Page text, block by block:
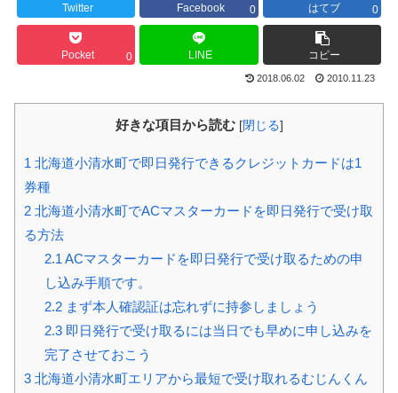
Twitter Facebook 0 はてブ 0
Pocket 0 LINE コピー
2018.06.02 2010.11.23
好きな項目から読む [閉じる]
1 北海道小清水町で即日発行できるクレジットカードは1
券種
2 北海道小清水町でACマスターカードを即日発行で受け取
る方法
2.1 ACマスターカードを即日発行で受け取るための申
し込み手順です。
2.2まず本人確認証は忘れずに持参しましょう
2.3即日発行で受け取るには当日でも早めに申し込みを
完了させておこう
3 北海道小清水町エリアから最短で受け取れるむじんくん